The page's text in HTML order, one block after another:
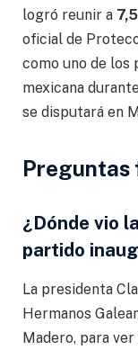
logró reunir a
oficial de
como uno de los
mexicana
se disputará en
Preguntas
¿Dónde vio
partido
La presidenta
Hermanos
Madero, para